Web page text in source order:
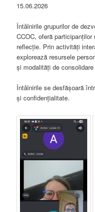
15.06.2026
Întâlnirile grupurilor de
CCOC, oferă
reflecție. Prin activități
explorează resursele
și modalități de
Întâlnirile se desfășoară
și confidențialitate.